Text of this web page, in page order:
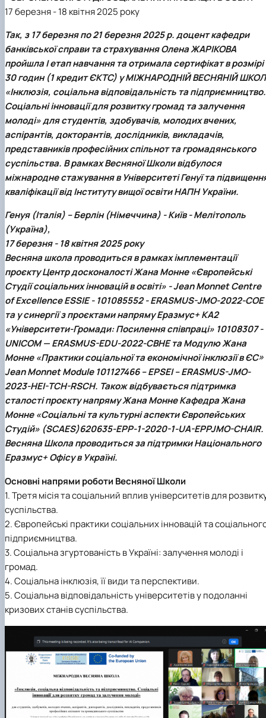
17 березня - 18 квітня 2025 року
Так, з 17 березня по 21 березня 2025 р. доцент кафедри
банківської справи та страхування Олена ЖАРІКОВА
пройшла І етап навчання та отримала сертифікат в розмірі
30 годин (1 кредит ЄКТС) у МІЖНАРОДНІЙ ВЕСНЯНІЙ
«Інклюзія, соціальна відповідальність та підприємництво.
Соціальні інновації для розвитку громад та залучення
молоді» для студентів, здобувачів, молодих вчених,
аспірантів, докторантів, дослідників, викладачів,
представників професійних спільнот та громадянського
суспільства. В рамках Весняної Школи відбулося
міжнародне стажування в Університеті Генуї та
кваліфікації від Інституту вищої освіти НАПН України.
Генуя (Італія) – Берлін (Німеччина) - Київ - Мелітополь
(Україна),
17 березня - 18 квітня 2025 року
Весняна школа проводиться в рамках імплементації
проєкту Центр досконалості Жана Монне «Європейські
Студії соціальних інновацій в освіті» - Jean Monnet Centre
of Excellence ESSIE - 101085552 - ERASMUS-JMO-2022-COE
та у синергії з проєктами напряму Еразмус+ КА2
«Університети-Громади: Посилення співпраці» 10108307 -
UNICOM — ERASMUS-EDU-2022-CBHE та Модулю Жана
Монне «Практики соціальної та економічної інклюзії в ЄС»
Jean Monnet Module 101127466 – EPSEI – ERASMUS-JMO-
2023-HEI-TCH-RSCH. Також відбувається підтримка
сталості проєкту напряму Жана Монне Кафедра Жана
Монне «Соціальні та культурні аспекти Європейських
Студій» (SCAES)620635-EPP-1-2020-1-UA-EPPJMO-CHAIR.
Весняна Школа проводиться за підтримки Національного
Еразмус+ Офісу в Україні.
Основні напрями роботи Весняної Школи
1. Третя місія та соціальний вплив університетів для
суспільства.
2. Європейські практики соціальних інновацій та
підприємництва.
3. Соціальна згуртованість в Україні: залучення молоді і
громад.
4. Соціальна інклюзія, її види та перспективи.
5. Соціальна відповідальність університетів у подоланні
кризових станів суспільства.